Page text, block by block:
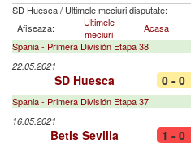
SD Huesca/ Ultimele meciuri disputate:
Afiseaza:
Ultimele
meciuri
Acasa
Spania - Primera División Etapa 38
22.05.2021
SD Huesca 0 - 0
Spania - Primera División Etapa 37
16.05.2021
Betis Sevilla 1 - 0